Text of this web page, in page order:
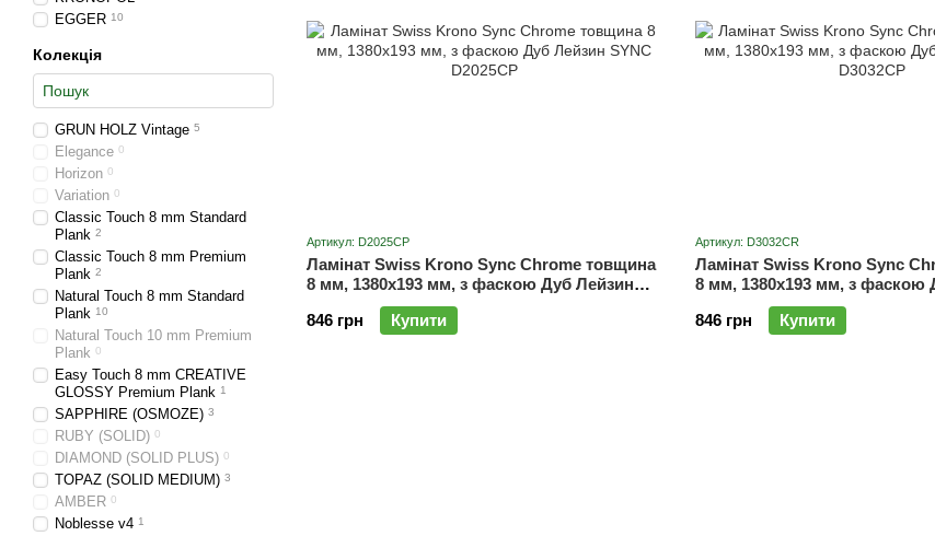
Артикул: D2025CP
Ламінат Swiss Krono Sync Chrome товщина
8 мм, 1380x193 мм, з фаскою Дуб Лейзин
SYNC D2025CP
846 грн
Купити
Артикул: D3032CR
Ламінат Swiss Krono Sync
8 мм, 1380x193 мм, з фаскою
SYNC D3032CP
846 грн
Купити
EGGER 10
Колекція
GRUN HOLZ Vintage 5
Elegance 0
Horizon 0
Variation 0
Classic Touch 8 mm Standard
Plank 2
Classic Touch 8 mm Premium
Plank 2
Natural Touch 8 mm Standard
Plank 10
Natural Touch 10 mm Premium
Plank 0
Easy Touch 8 mm CREATIVE
GLOSSY Premium Plank 1
SAPPHIRE (OSMOZE) 3
RUBY (SOLID) 0
DIAMOND (SOLID PLUS) 0
TOPAZ (SOLID MEDIUM) 3
AMBER 0
Noblesse v4 1